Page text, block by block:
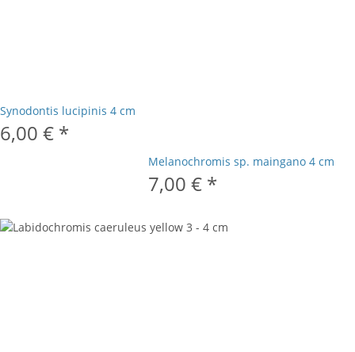
Synodontis lucipinis 4 cm
6,00 € *
Melanochromis sp. maingano 4 cm
7,00 € *